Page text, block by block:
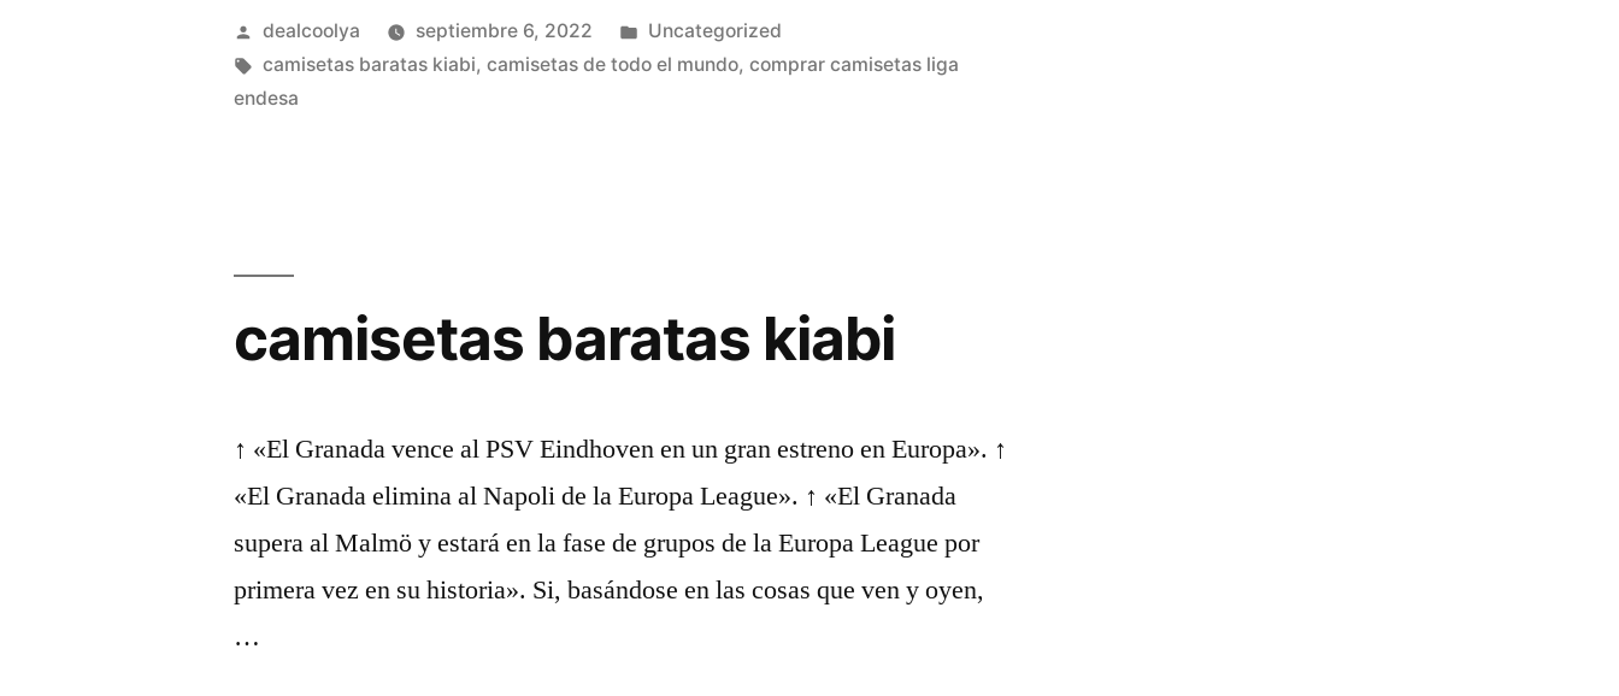
nfl
espaa»
Publicado
por
dealcoolya septiembre 6, 2022
Publicado
en
Uncategorized
Etiquetas:
camisetas baratas kiabi,camisetas de todo el mundo,comprar camisetas liga
endesa
camisetas baratas kiabi
↑ «El Granada vence al PSV Eindhoven en un gran estreno en Europa». ↑
«El Granada elimina al Napoli de la Europa League». ↑ «El Granada
supera al Malmö y estará en la fase de grupos de la Europa League por
primera vez en su historia». Si, basándose en las cosas que ven y oyen,
…